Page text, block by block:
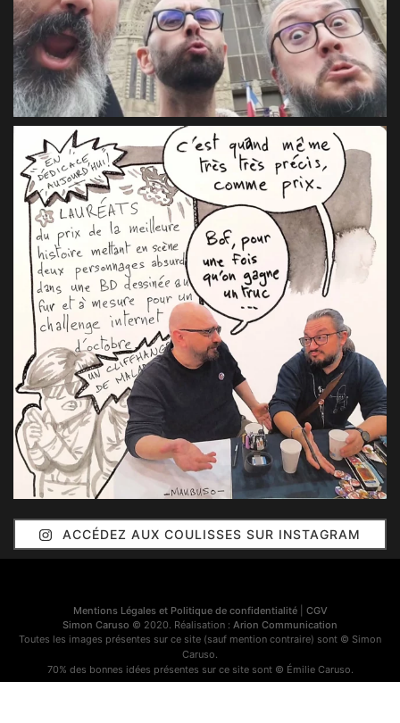
ACCÉDEZ AUX COULISSES SUR INSTAGRAM
Mentions Légales et Politique de confidentialité| CGV
Simon Caruso © 2020. Réalisation : Arion Communication
Toutes les images présentes sur ce site (sauf mention contraire) sont © Simon
Caruso.
70% des bonnes idées présentes sur ce site sont © Émilie Caruso.